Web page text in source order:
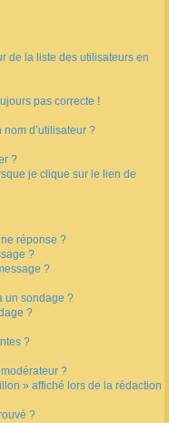
de la liste des utilisateurs en
pas correcte !
d’utilisateur ?
?
je clique sur le lien de
réponse ?
?
?
un sondage ?
?
?
?
» affiché lors de la rédaction
?